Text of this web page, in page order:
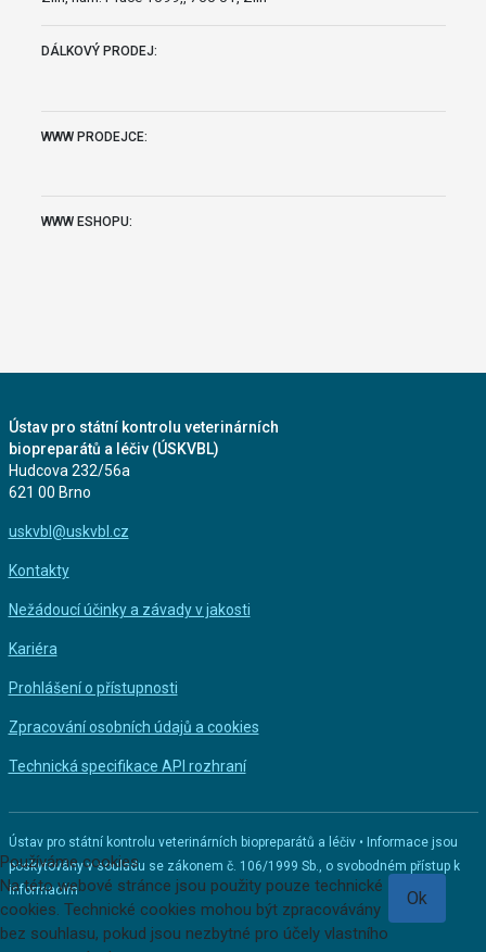
DÁLKOVÝ PRODEJ:
WWW PRODEJCE:
WWW ESHOPU:
Ústav pro státní kontrolu veterinárních
biopreparátů a léčiv (ÚSKVBL)
Hudcova 232/56a
621 00 Brno
uskvbl@uskvbl.cz
Kontakty
Nežádoucí účinky a závady v jakosti
Kariéra
Prohlášení o přístupnosti
Zpracování osobních údajů a cookies
Technická specifikace API rozhraní
Ústav pro státní kontrolu veterinárních biopreparátů a léčiv • Informace jsou
poskytovány v souladu se zákonem č. 106/1999 Sb., o svobodném přístup k
informacím
Používáme cookies
Na této webové stránce jsou použity pouze technické
cookies. Technické cookies mohou být zpracovávány
bez souhlasu, pokud jsou nezbytné pro účely vlastního
Ok